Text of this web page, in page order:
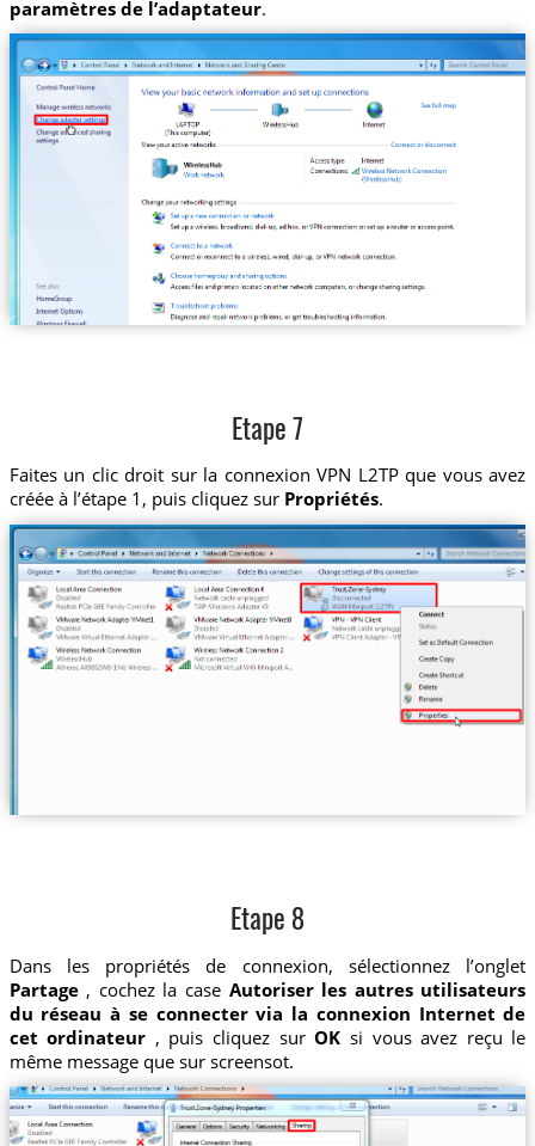
paramètres de l’adaptateur.
Etape 7
Faites un clic droit sur la connexion VPN L2TP que vous avez
créée à l’étape 1, puis cliquez sur Propriétés.
Etape 8
Dans les propriétés de connexion, sélectionnez l’onglet
Partage, cochez la case Autoriser les autres utilisateurs
du réseau à se connecter via la connexion Internet de
cet ordinateur , puis cliquez surOK si vous avez reçu le
même message que sur screensot.